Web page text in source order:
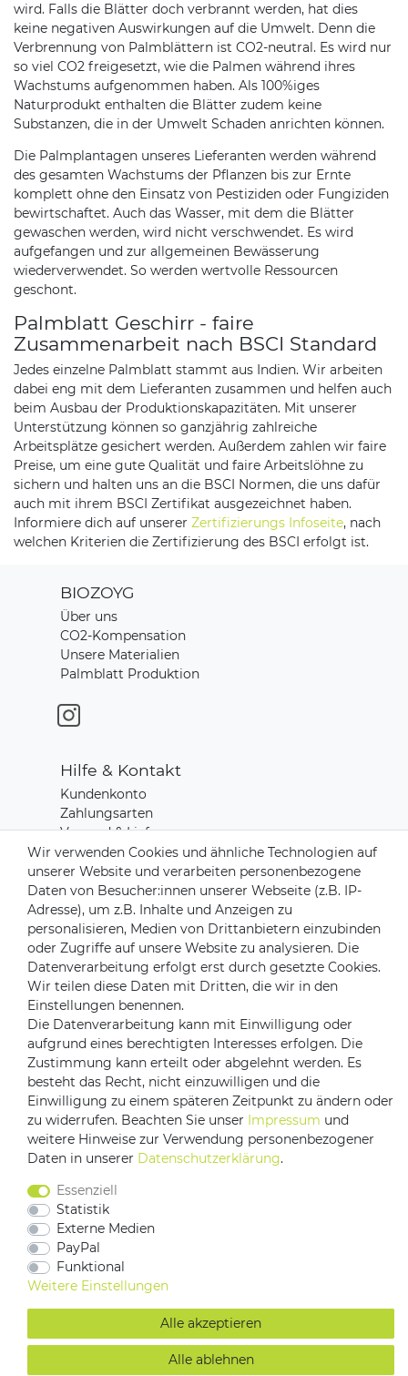
wird. Falls die Blätter doch verbrannt werden, hat dies
keine negativen Auswirkungen auf die Umwelt. Denn die
Verbrennung von Palmblättern ist CO2-neutral. Es wird nur
so viel CO2 freigesetzt, wie die Palmen während ihres
Wachstums aufgenommen haben. Als 100%iges
Naturprodukt enthalten die Blätter zudem keine
Substanzen, die in der Umwelt Schaden anrichten können.
Die Palmplantagen unseres Lieferanten werden während
des gesamten Wachstums der Pflanzen bis zur Ernte
komplett ohne den Einsatz von Pestiziden oder Fungiziden
bewirtschaftet. Auch das Wasser, mit dem die Blätter
gewaschen werden, wird nicht verschwendet. Es wird
aufgefangen und zur allgemeinen Bewässerung
wiederverwendet. So werden wertvolle Ressourcen
geschont.
Palmblatt Geschirr - faire
Zusammenarbeit nach BSCI Standard
Jedes einzelne Palmblatt stammt aus Indien. Wir arbeiten
dabei eng mit dem Lieferanten zusammen und helfen auch
beim Ausbau der Produktionskapazitäten. Mit unserer
Unterstützung können so ganzjährig zahlreiche
Arbeitsplätze gesichert werden. Außerdem zahlen wir faire
Preise, um eine gute Qualität und faire Arbeitslöhne zu
sichern und halten uns an die BSCI Normen, die uns dafür
auch mit ihrem BSCI Zertifikat ausgezeichnet haben.
Informiere dich auf unserer Zertifizierungs Infoseite, nach
welchen Kriterien die Zertifizierung des BSCI erfolgt ist.
BIOZOYG
Über uns
CO2-Kompensation
Unsere Materialien
Palmblatt Produktion
Hilfe & Kontakt
Kundenkonto
Zahlungsarten
Versand & Lieferung
Rücksendungen
Kontakt zu uns
Zahlungsanbieter
Versandpartner
Barrierefreiheitserklärung
Wir verwenden Cookies und ähnliche Technologien auf
unserer Website und verarbeiten personenbezogene
Daten von Besucher:innen unserer Webseite (z.B. IP-
Adresse), um z.B. Inhalte und Anzeigen zu
personalisieren, Medien von Drittanbietern einzubinden
oder Zugriffe auf unsere Website zu analysieren. Die
Datenverarbeitung erfolgt erst durch gesetzte Cookies.
Wir teilen diese Daten mit Dritten, die wir in den
Einstellungen benennen.
Die Datenverarbeitung kann mit Einwilligung oder
aufgrund eines berechtigten Interesses erfolgen. Die
Zustimmung kann erteilt oder abgelehnt werden. Es
besteht das Recht, nicht einzuwilligen und die
Einwilligung zu einem späteren Zeitpunkt zu ändern oder
zu widerrufen. Beachten Sie unser Impressum und
weitere Hinweise zur Verwendung personenbezogener
Daten in unserer Daten­schutz­erklärung.
Essenziell
Statistik
Externe Medien
PayPal
Funktional
Weitere Einstellungen
Alle akzeptieren
Alle ablehnen